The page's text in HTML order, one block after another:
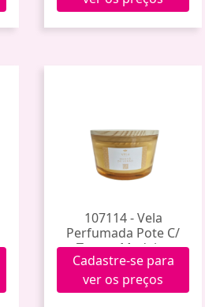
107114 - Vela
Perfumada Pote C/
Tampa Madeira
Vel0010
Cadastre-se para
ver os preços